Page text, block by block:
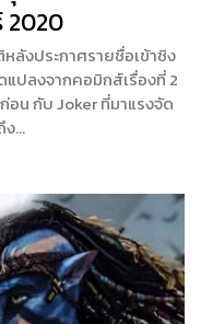
2020
ลังประกาศรายชื่อเข้าชิง
ปลงจากคอมิกส์เรื่องที่ 2
น กับ Joker ที่มาแรงจัด
ง…